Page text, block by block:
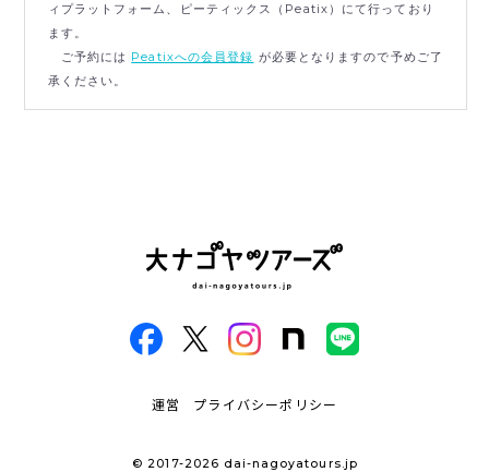
ィプラットフォーム、ピーティックス（Peatix）にて行っており
ます。
ご予約には Peatixへの会員登録 が必要となりますので予めご了
承ください。
運営 プライバシーポリシー
© 2017-2026 dai-nagoyatours.jp